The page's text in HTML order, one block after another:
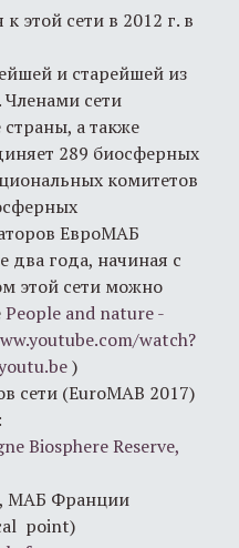
этой сети в 2012 г. в
и старейшей из
сети
а также
289 биосферных
комитетов
ЕвроМАБ
два года, начиная с
этой сети можно
People and nature -
watch?
)
сети (EuroMAB 2017)
Biosphere Reserve,
МАБ Франции
point)